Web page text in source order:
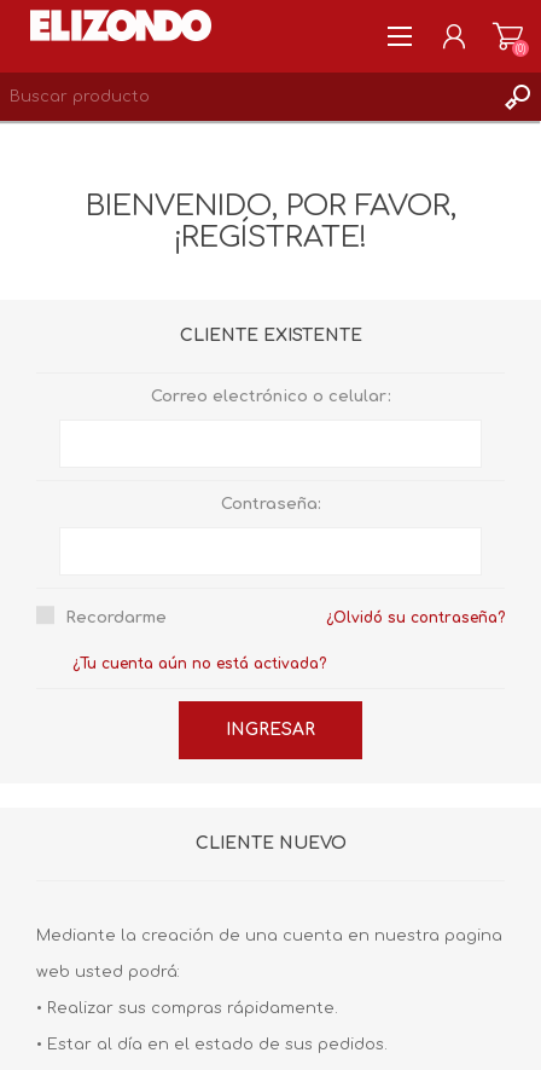
LISTA DE DESEOS 0
(0)
BIENVENIDO, POR FAVOR,
¡REGÍSTRATE!
CLIENTE EXISTENTE
Correo electrónico o celular:
Contraseña:
Recordarme ¿Olvidó su contraseña?
¿Tu cuenta aún no está activada?
CLIENTE NUEVO
Mediante la creación de una cuenta en nuestra pagina
web usted podrá:
• Realizar sus compras rápidamente.
• Estar al día en el estado de sus pedidos.